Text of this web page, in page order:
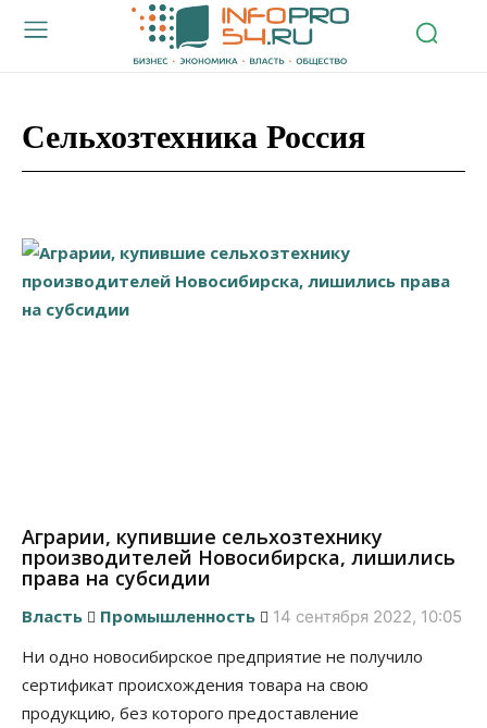
Сельхозтехника Россия
Аграрии, купившие сельхозтехнику
производителей Новосибирска, лишились
права на субсидии
Власть Промышленность 14 сентября 2022, 10:05
Ни одно новосибирское предприятие не получило
сертификат происхождения товара на свою
продукцию, без которого предоставление